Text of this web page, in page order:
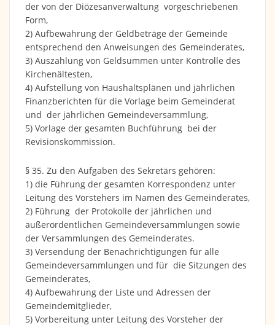
der von der Diözesanverwaltung vorgeschriebenen
Form,
2) Aufbewahrung der Geldbeträge der Gemeinde
entsprechend den Anweisungen des Gemeinderates,
3) Auszahlung von Geldsummen unter Kontrolle des
Kirchenältesten,
4) Aufstellung von Haushaltsplänen und jährlichen
Finanzberichten für die Vorlage beim Gemeinderat
und der jährlichen Gemeindeversammlung,
5) Vorlage der gesamten Buchführung bei der
Revisionskommission.
§ 35. Zu den Aufgaben des Sekretärs gehören:
1) die Führung der gesamten Korrespondenz unter
Leitung des Vorstehers im Namen des Gemeinderates,
2) Führung der Protokolle der jährlichen und
außerordentlichen Gemeindeversammlungen sowie
der Versammlungen des Gemeinderates.
3) Versendung der Benachrichtigungen für alle
Gemeindeversammlungen und für die Sitzungen des
Gemeinderates,
4) Aufbewahrung der Liste und Adressen der
Gemeindemitglieder,
5) Vorbereitung unter Leitung des Vorsteher der